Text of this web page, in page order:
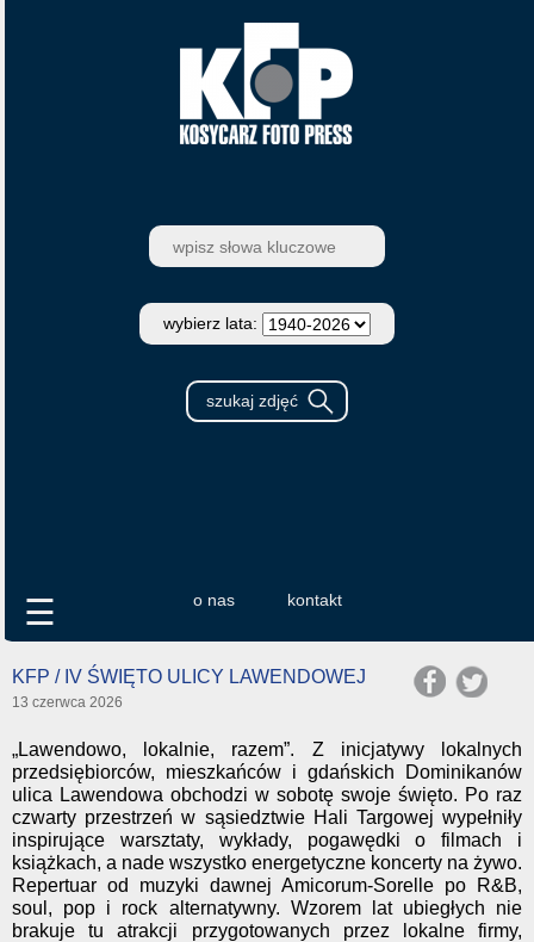
wybierz lata:
o nas kontakt
☰
KFP / IV ŚWIĘTO ULICY LAWENDOWEJ
13 czerwca 2026
„Lawendowo, lokalnie, razem”. Z inicjatywy lokalnych
przedsiębiorców, mieszkańców i gdańskich Dominikanów
ulica Lawendowa obchodzi w sobotę swoje święto. Po raz
czwarty przestrzeń w sąsiedztwie Hali Targowej wypełniły
inspirujące warsztaty, wykłady, pogawędki o filmach i
książkach, a nade wszystko energetyczne koncerty na żywo.
Repertuar od muzyki dawnej Amicorum-Sorelle po R&B,
soul, pop i rock alternatywny. Wzorem lat ubiegłych nie
brakuje tu atrakcji przygotowanych przez lokalne firmy,